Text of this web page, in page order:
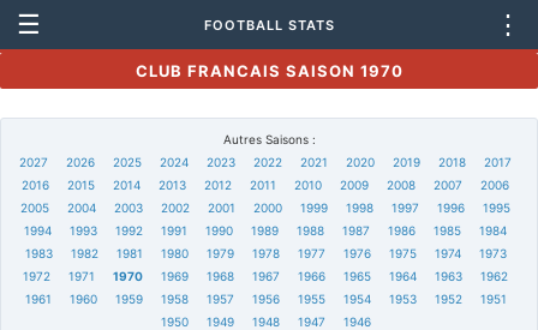
☰ FOOTBALL STATS ⋮
CLUB FRANCAIS SAISON 1970
Autres Saisons :
2027
2026 2025 2024 2023 2022 2021 2020 2019 2018
2017
2016
2015 2014 2013 2012 2011 2010 2009 2008 2007
2006
2005
2004 2003 2002 2001 2000 1999 1998 1997 1996
1995
1994
1993 1992 1991 1990 1989 1988 1987 1986 1985
1984
1983
1982 1981 1980 1979 1978 1977 1976 1975 1974
1973
1972
1971 1970 1969 1968 1967 1966 1965 1964 1963
1962
1961
1960 1959 1958 1957 1956 1955 1954 1953 1952
1951
1950
1949 1948 1947 1946